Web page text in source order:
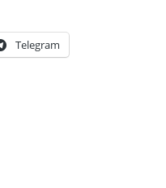
Telegram